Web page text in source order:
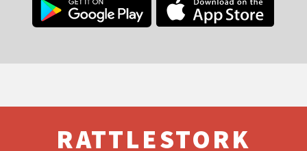
RATTLESTORK